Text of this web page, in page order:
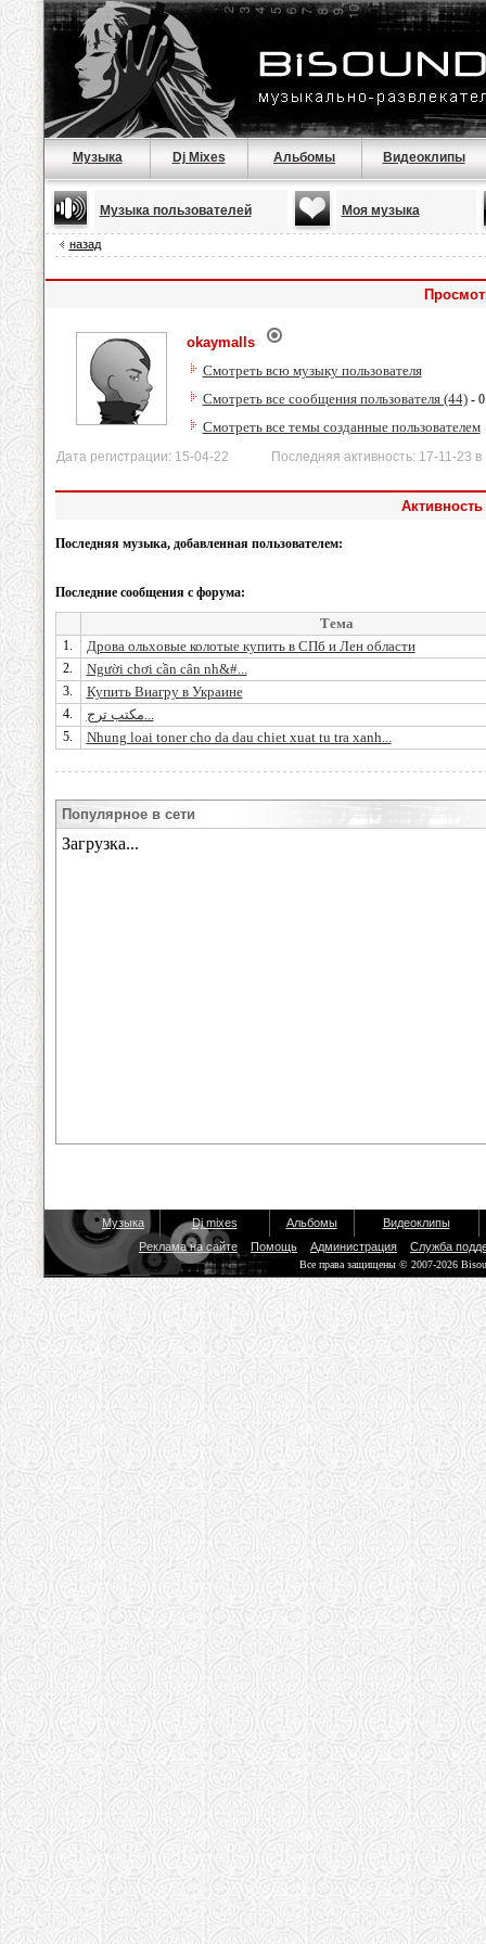
Музыка Dj Mixes Альбомы Видеоклипы
Музыка пользователей Моя музыка
назад
okaymalls
Смотреть всю музыку пользователя
Смотреть все сообщения пользователя (44)-
Смотреть все темы созданные пользователем
Дата регистрации: 15-04-22 Последняя активность: 17-11-23 в
Последняя музыка, добавленная пользователем:
Последние сообщения с форума:
Тема
1. Дрова ольховые колотые купить в СПб и Лен области
2. Người chơi cần cân nh&#...
3. Купить Виагру в Украине
4. مكتب ترج...
5. Nhung loai toner cho da dau chiet xuat tu tra xanh...
Популярное в сети
Музыка Dj mixes Альбомы
Видеоклипы
Реклама на сайте
Помощь Администрация Служба
Все права защищены © 2007-2026